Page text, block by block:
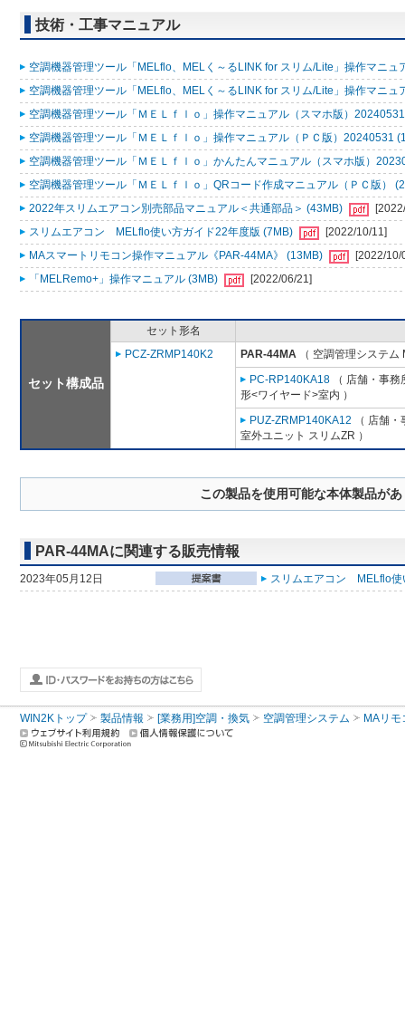
技術・工事マニュアル
空調機器管理ツール「MELflo、MELく～るLINK for スリム/Lite」操作マニュ
空調機器管理ツール「MELflo、MELく～るLINK for スリム/Lite」操作マニュ
空調機器管理ツール「ＭＥＬｆｌｏ」操作マニュアル（スマホ版）
空調機器管理ツール「ＭＥＬｆｌｏ」操作マニュアル（ＰＣ版）20240531
空調機器管理ツール「ＭＥＬｆｌｏ」かんたんマニュアル（スマホ版）
空調機器管理ツール「ＭＥＬｆｌｏ」QRコード作成マニュアル（ＰＣ版）
2022年スリムエアコン別売部品マニュアル＜共通部品＞ (43MB)
スリムエアコン MELflo使い方ガイド22年度版 (7MB)
[2022/10/11]
MAスマートリモコン操作マニュアル《PAR-44MA》 (13MB)
[2022/10/
「MELRemo+」操作マニュアル (3MB)
[2022/06/21]
セット構成品
セット形名
PCZ-ZRMP140K2
PAR-44MA （ 空調管理システム
PC-RP140KA18 （ 店舗・事
形<ワイヤード>室内 ）
PUZ-ZRMP140KA12 （ 店舗
室外ユニット スリムZR ）
この製品を使用可能な本体製品が
PAR-44MAに関連する販売情報
2023年05月12日 スリムエアコン MELflo使
WIN2Kトップ 製品情報 [業務用]空調・換気 空調管理システム MAリモ